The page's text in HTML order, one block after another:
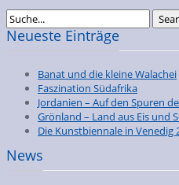
Neueste Einträge
Banat und die kleine Walachei
Faszination Südafrika
Jordanien – Auf den Spuren
Grönland – Land aus Eis und
Die Kunstbiennale in Venedig
News